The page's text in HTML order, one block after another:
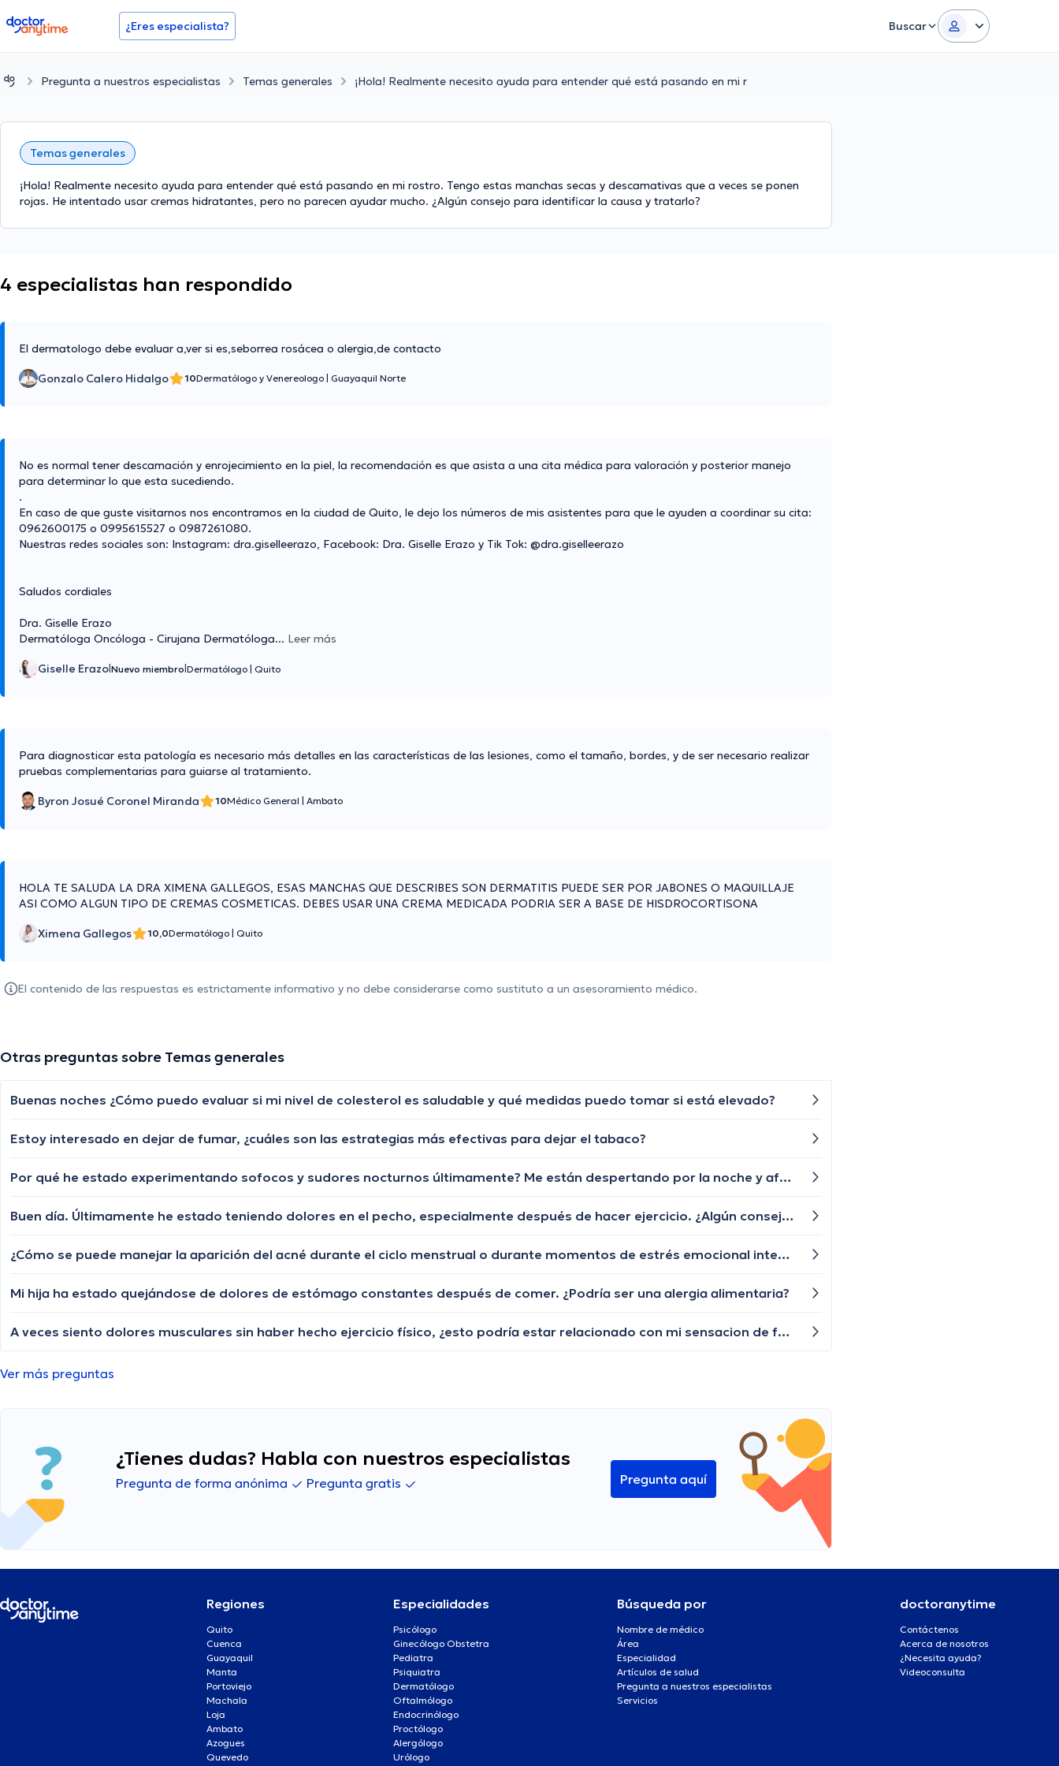
doctoranytime ¿Eres especialista? Buscar
Pregunta a nuestros especialistas Temas generales ¡Hola! Realmente necesito ayuda para entender qué está pasando en mi r
Temas generales
¡Hola! Realmente necesito ayuda para entender qué está pasando en mi rostro. Tengo estas manchas secas y descamativas que a veces se ponen
rojas. He intentado usar cremas hidratantes, pero no parecen ayudar mucho. ¿Algún consejo para identificar la causa y tratarlo?
4 especialistas han respondido
El dermatologo debe evaluar a,ver si es,seborrea rosácea o alergia,de contacto
Gonzalo Calero Hidalgo 10Dermatólogo y Venereologo Guayaquil Norte
No es normal tener descamación y enrojecimiento en la piel, la recomendación es que asista a una cita médica para valoración y posterior manejo
para determinar lo que esta sucediendo.
.
En caso de que guste visitarnos nos encontramos en la ciudad de Quito, le dejo los números de mis asistentes para que le ayuden a coordinar su cita:
0962600175 o 0995615527 o 0987261080.
Nuestras redes sociales son: Instagram: dra.giselleerazo, Facebook: Dra. Giselle Erazo y Tik Tok: @dra.giselleerazo
Saludos cordiales
Dra. Giselle Erazo
Dermatóloga Oncóloga - Cirujana Dermatóloga... Leer más
Giselle Erazo Nuevo miembro Dermatólogo Quito
Para diagnosticar esta patología es necesario más detalles en las características de las lesiones, como el tamaño, bordes, y de ser necesario realizar
pruebas complementarias para guiarse al tratamiento.
Byron Josué Coronel Miranda 10Médico General Ambato
HOLA TE SALUDA LA DRA XIMENA GALLEGOS, ESAS MANCHAS QUE DESCRIBES SON DERMATITIS PUEDE SER POR JABONES O MAQUILLAJE
ASI COMO ALGUN TIPO DE CREMAS COSMETICAS. DEBES USAR UNA CREMA MEDICADA PODRIA SER A BASE DE HISDROCORTISONA
Ximena Gallegos 10,0Dermatólogo Quito
El contenido de las respuestas es estrictamente informativo y no debe considerarse como sustituto a un asesoramiento médico.
Otras preguntas sobre Temas generales
Buenas noches ¿Cómo puedo evaluar si mi nivel de colesterol es saludable y qué medidas puedo tomar si está elevado?
Estoy interesado en dejar de fumar, ¿cuáles son las estrategias más efectivas para dejar el tabaco?
Por qué he estado experimentando sofocos y sudores nocturnos últimamente? Me están despertando por la noche y afectando mi calidad de sueño.
Buen día. Últimamente he estado teniendo dolores en el pecho, especialmente después de hacer ejercicio. ¿Algún consejo para aliviarlos?
¿Cómo se puede manejar la aparición del acné durante el ciclo menstrual o durante momentos de estrés emocional intenso?
Mi hija ha estado quejándose de dolores de estómago constantes después de comer. ¿Podría ser una alergia alimentaria?
A veces siento dolores musculares sin haber hecho ejercicio físico, ¿esto podría estar relacionado con mi sensacion de fatiga constante?
Ver más preguntas
¿Tienes dudas? Habla con nuestros especialistas
Pregunta de forma anónima Pregunta gratis Pregunta aquí
Regiones
Quito
Cuenca
Guayaquil
Manta
Portoviejo
Machala
Loja
Ambato
Azogues
Quevedo
Especialidades
Psicólogo
Ginecólogo Obstetra
Pediatra
Psiquiatra
Dermatólogo
Oftalmólogo
Endocrinólogo
Proctólogo
Alergólogo
Urólogo
Búsqueda por
Nombre de médico
Área
Especialidad
Artículos de salud
Pregunta a nuestros especialistas
Servicios
doctoranytime
Contáctenos
Acerca de nosotros
¿Necesita ayuda?
Videoconsulta